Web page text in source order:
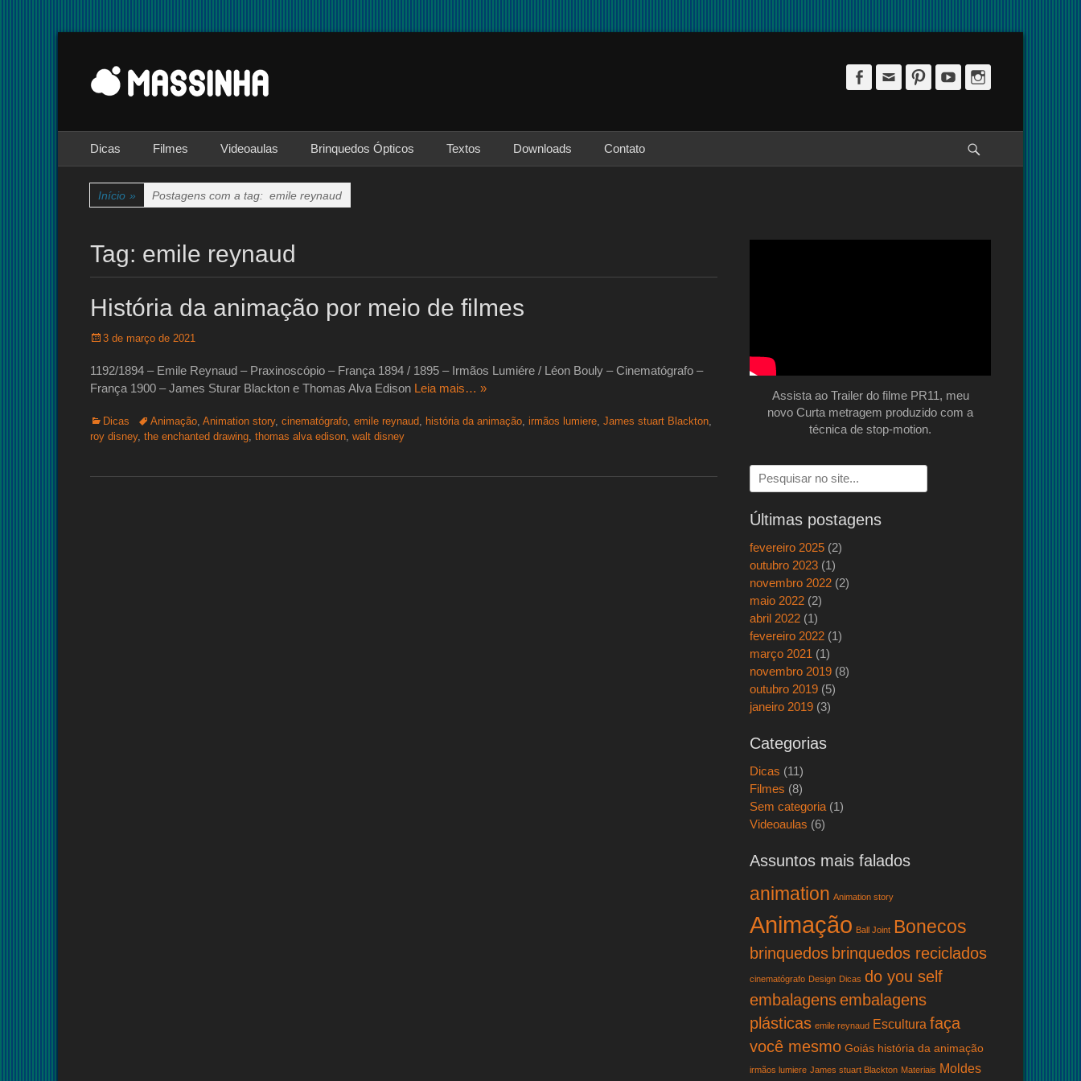
massinha
Site dedicado à técnica de stop-motion Facebook
Email PinterestYouTube
Menu principal
para
conteúdo
Dicas Filmes Videoaulas Brinquedos Ópticos Textos Downloads Contato
Início » Postagens com a tag: emile reynaud
Tag: emile reynaud
História da animação por meio de filmes
Posted
3 de março de 2021
1192/1894 – Emile Reynaud – Praxinoscópio – França 1894 / 1895 – Irmãos Lumiére / Léon Bouly – Cinematógrafo –
França 1900 – James Sturar Blackton e Thomas Alva Edison Leia mais… »
Categorias:
Dicas Tags:Animação, Animation story, cinematógrafo, emile reynaud, história da animação, irmãos lumiere, James stuart Blackton,
roy disney, the enchanted drawing, thomas alva edison, walt disney
Assista ao Trailer do filme PR11, meu
novo Curta metragem produzido com a
técnica de stop-motion.
Pesquisar
por:
Últimas postagens
fevereiro 2025 (2)
outubro 2023 (1)
novembro 2022 (2)
maio 2022 (2)
abril 2022 (1)
fevereiro 2022 (1)
março 2021 (1)
novembro 2019 (8)
outubro 2019 (5)
janeiro 2019 (3)
Categorias
Dicas (11)
Filmes (8)
Sem categoria (1)
Videoaulas (6)
Assuntos mais falados
animation Animation story
Animação Ball Joint Bonecos
brinquedos brinquedos reciclados
cinematógrafo Design Dicas do you self
embalagensembalagens
plásticas emile reynaud Escultura faça
você mesmo Goiás história da animação
irmãos lumiere James stuart Blackton Materiais Moldes